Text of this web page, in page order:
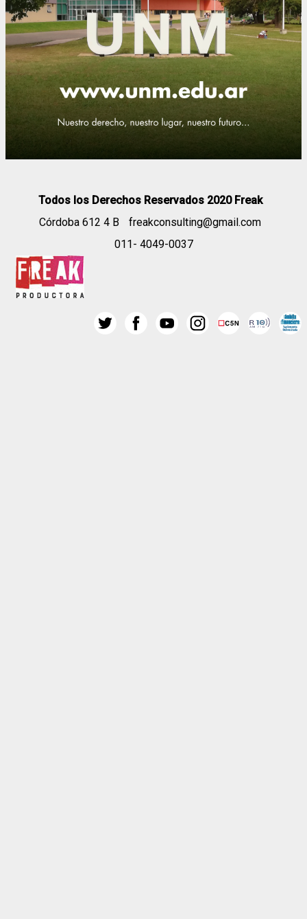
Todos los Derechos Reservados 2020 Freak
Córdoba 612 4 B
freakconsulting@gmail.com
011- 4049-0037